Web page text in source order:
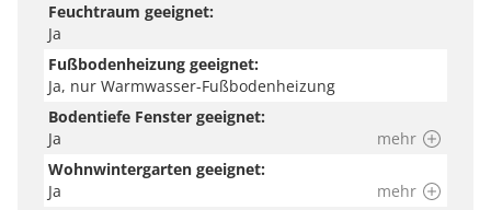
Feuchtraum geeignet:
Ja
Fußbodenheizung geeignet:
Ja, nur Warmwasser-Fußbodenheizung
Bodentiefe Fenster geeignet:
Ja
mehr
Wohnwintergarten geeignet:
Ja
mehr